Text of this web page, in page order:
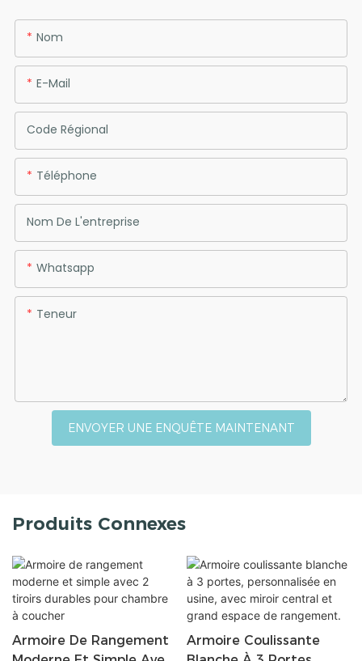
Nom
E-Mail
Code Régional
Téléphone
Nom De L'entreprise
Whatsapp
Teneur
ENVOYER UNE ENQUÊTE MAINTENANT
Produits Connexes
Armoire De Rangement
Armoire Coulissante